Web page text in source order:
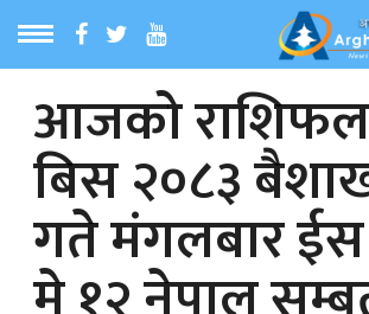
MENU
समाचार
आजको
बिस २०८३
गते मंगलबार